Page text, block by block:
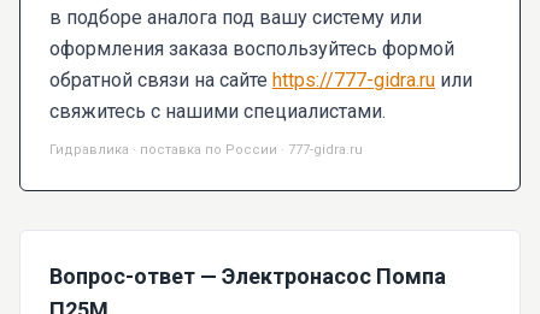
в подборе аналога под вашу систему или
оформления заказа воспользуйтесь формой
обратной связи на сайте https://777-gidra.ru или
свяжитесь с нашими специалистами.
Гидравлика · поставка по России · 777-gidra.ru
Вопрос-ответ — Электронасос Помпа